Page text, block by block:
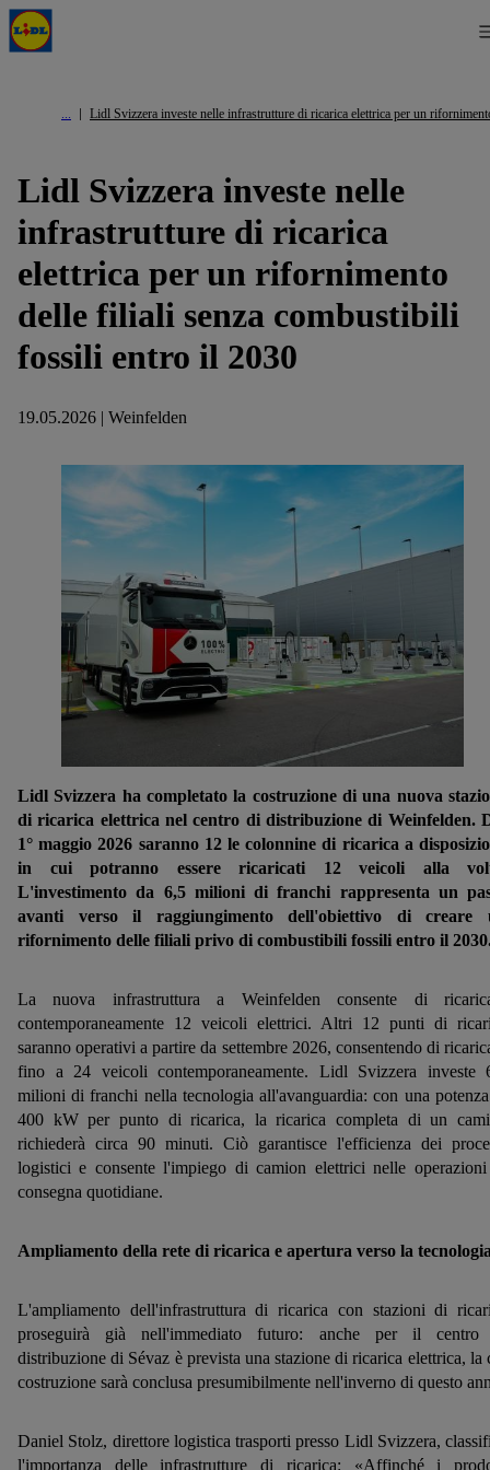
Lidl Svizzera investe nelle infrastrutture di ricarica elettrica per un
Lidl Svizzera investe nelle
infrastrutture di ricarica
elettrica per un rifornimento
delle filiali senza combustibili
fossili entro il 2030
19.05.2026 | Weinfelden
Lidl Svizzera ha completato la costruzione di una nuova
di ricarica elettrica nel centro di distribuzione di Weinfelden.
1° maggio 2026 saranno 12 le colonnine di ricarica a
in cui potranno essere ricaricati 12 veicoli alla
L'investimento da 6,5 milioni di franchi rappresenta un
avanti verso il raggiungimento dell'obiettivo di creare
rifornimento delle filiali privo di combustibili fossili entro il
La nuova infrastruttura a Weinfelden consente di
contemporaneamente 12 veicoli elettrici. Altri 12 punti di
saranno operativi a partire da settembre 2026, consentendo di
fino a 24 veicoli contemporaneamente. Lidl Svizzera investe
milioni di franchi nella tecnologia all'avanguardia: con una
400 kW per punto di ricarica, la ricarica completa di un
richiederà circa 90 minuti. Ciò garantisce l'efficienza dei
logistici e consente l'impiego di camion elettrici nelle
consegna quotidiane.
Ampliamento della rete di ricarica e apertura verso la
L'ampliamento dell'infrastruttura di ricarica con stazioni di
proseguirà già nell'immediato futuro: anche per il
distribuzione di Sévaz è prevista una stazione di ricarica elettrica, la
costruzione sarà conclusa presumibilmente nell'inverno di questo
Daniel Stolz, direttore logistica trasporti presso Lidl Svizzera,
l'importanza delle infrastrutture di ricarica: «Affinché i